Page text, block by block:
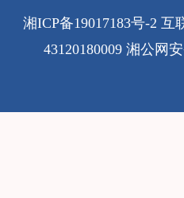
湘ICP备19017183号-2 互
43120180009 湘公网安